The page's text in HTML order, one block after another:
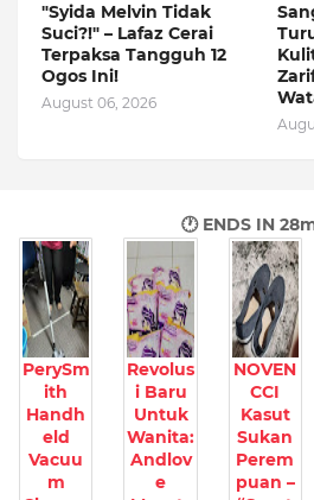
"Syida Melvin Tidak
Suci?!" – Lafaz Cerai
Terpaksa Tangguh 12
Ogos Ini!
August 06, 2026
🕐 ENDS IN
PerySm
ith
Handh
eld
Vacuu
m
Revolus
i Baru
Untuk
Wanita:
Andlov
e
NOVEN
CCI
Kasut
Sukan
Perem
puan –